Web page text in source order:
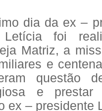
dia da ex –
Letícia foi
Matriz, a
e
questão
e
ex – presidente